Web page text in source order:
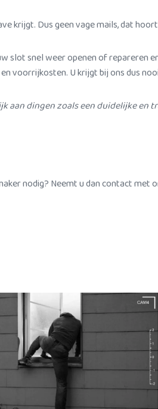
krijgt. Dus geen vage mails, dat
snel weer openen of repareren
voorrijkosten. U krijgt bij ons dus
dingen zoals een duidelijke en
nodig? Neemt u dan contact met